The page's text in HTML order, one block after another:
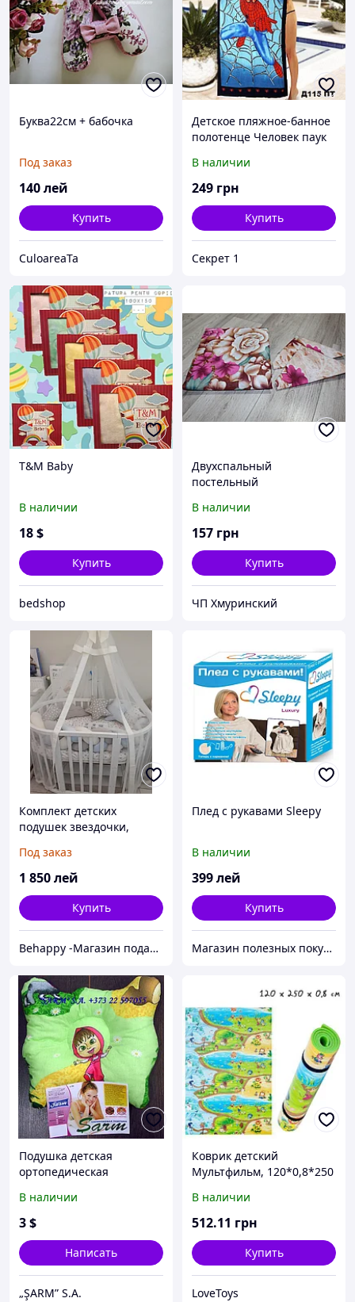
Буква22см + бабочка
Под заказ
140лей
Купить
CuloareaTa
Детское пляжное-банное
полотенце Человек паук
В наличии
249 грн
Купить
Секрет 1
T&M Baby
В наличии
18$
Купить
bedshop
Двухспальный
постельный
разные рисунки)
В наличии
157 грн
Купить
ЧП Хмуринский
Комплект детских
подушек звездочки,
Под заказ
1 850лей
Купить
Behappy -Магазин подарков ручной работы
Плед с рукавами Sleepy
В наличии
399лей
Купить
Магазин полезных покупок "Goodbuy"
Подушка детская
ортопедическая
В наличии
3$
Написать
„ŞARM” S.A.
Коврик детский
Мультфильм, 120*0,8*250
В наличии
512.11 грн
Купить
LoveToys